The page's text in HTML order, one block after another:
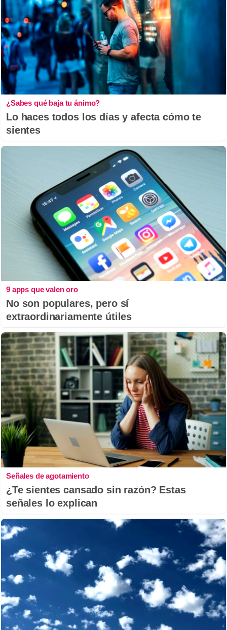
¿Sabes qué baja tu ánimo?
Lo haces todos los días y afecta cómo te
sientes
9 apps que valen oro
No son populares, pero sí
extraordinariamente útiles
Señales de agotamiento
¿Te sientes cansado sin razón? Estas
señales lo explican